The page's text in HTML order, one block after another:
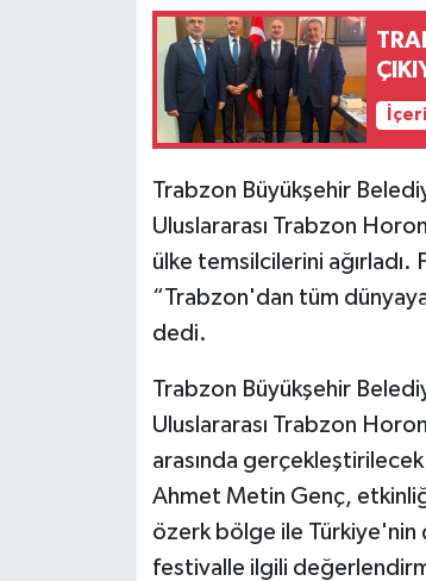
Trabzon Büyükşehir
Uluslararası Trabzon
ülke temsilcilerini
“Trabzon'dan tüm dünyaya
dedi.
Trabzon Büyükşehir
Uluslararası Trabzon
arasında
Ahmet Metin Genç,
özerk bölge ile Türkiye'nin
festivalle ilgili